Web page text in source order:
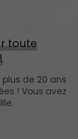
toute
plus de 20 ans
! Vous avez